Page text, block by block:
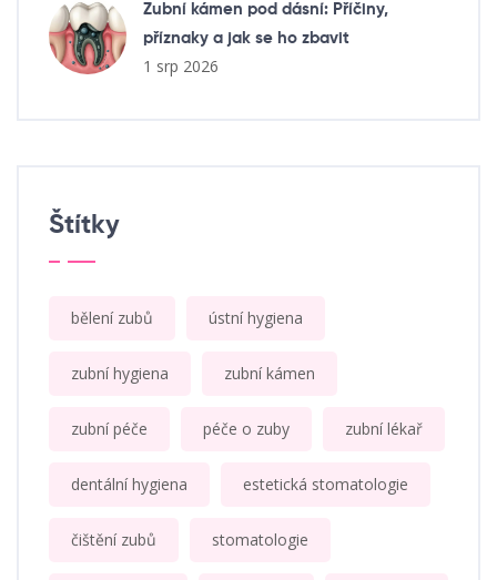
Zubní kámen pod dásní: Příčiny,
příznaky a jak se ho zbavit
1 srp 2026
Štítky
bělení zubů ústní hygiena
zubní hygiena zubní kámen
zubní péče péče o zuby zubní lékař
dentální hygiena estetická stomatologie
čištění zubů stomatologie